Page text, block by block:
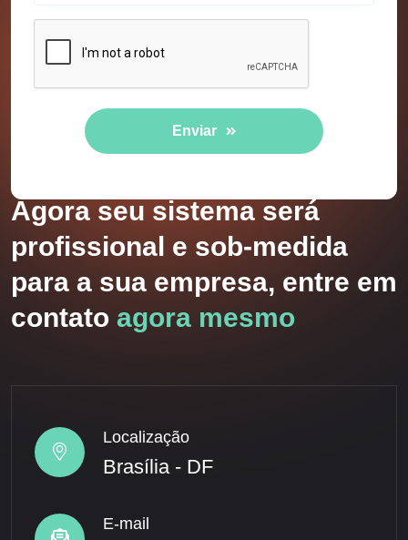
Enviar
Agora seu sistema será
profissional e sob-medida
para a sua empresa, entre em
contato agora mesmo
Localização
Brasília - DF
E-mail